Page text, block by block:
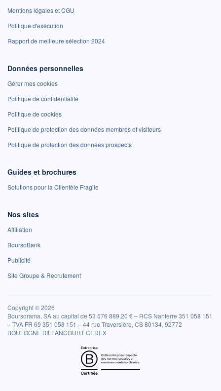
Mentions légales et CGU
Politique d'exécution
Rapport de meilleure sélection 2024
Données personnelles
Gérer mes cookies
Politique de confidentialité
Politique de cookies
Politique de protection des données membres et visiteurs
Politique de protection des données prospects
Guides et brochures
Solutions pour la Clientèle Fragile
Nos sites
Affiliation
BoursoBank
Publicité
Site Groupe & Recrutement
Copyright © 2026
Boursorama, SA au capital de 53 576 889,20 € – RCS Nanterre 351 058 151
– TVA FR 69 351 058 151 – 44 rue Traversière, CS 80134, 92772
BOULOGNE BILLANCOURT CEDEX